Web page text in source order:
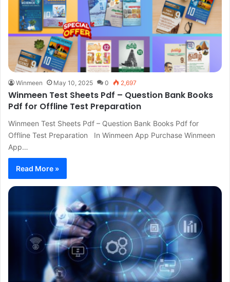
Winmeen May 10, 2025 0 2,697
Winmeen Test Sheets Pdf – Question Bank Books
Pdf for Offline Test Preparation
Winmeen Test Sheets Pdf – Question Bank Books Pdf for
Offline Test Preparation In Winmeen App Purchase Winmeen
App…
Read More »